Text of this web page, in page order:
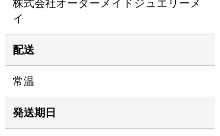
株式会社オーダーメイドジュエリーメ
イ
配送
常温
発送期日